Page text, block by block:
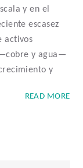
y en el
escasez
activos
y agua—
y
READ MORE